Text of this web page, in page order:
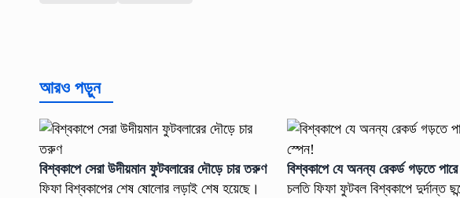
আরও পড়ুন
বিশ্বকাপে সেরা উদীয়মান ফুটবলারের দৌড়ে চার তরুণ
ফিফা বিশ্বকাপের শেষ ষোলোর লড়াই শেষ হয়েছে।
বিশ্বকাপে যে অনন্য রেকর্ড গড়তে
চলতি ফিফা ফুটবল বিশ্বকাপে দুর্দান্ত